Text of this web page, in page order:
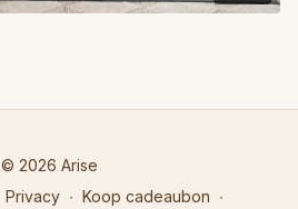
© 2026 Arise
Privacy ∙ Koop cadeaubon ∙